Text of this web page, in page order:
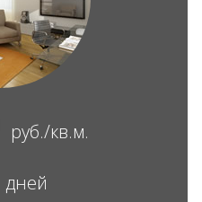
руб./кв.м.
дней